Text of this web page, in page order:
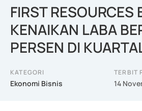
FIRST RESOURCES
KENAIKAN LABA
PERSEN DI
KATEGORI
Ekonomi Bisnis
TERBIT
14